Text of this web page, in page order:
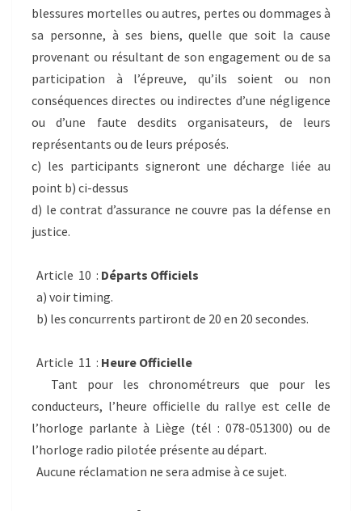
blessures mortelles ou autres, pertes ou dommages à
sa personne, à ses biens, quelle que soit la cause
provenant ou résultant de son engagement ou de sa
participation à l’épreuve, qu’ils soient ou non
conséquences directes ou indirectes d’une négligence
ou d’une faute desdits organisateurs, de leurs
représentants ou de leurs préposés.
c) les participants signeront une décharge liée au
point b) ci-dessus
d) le contrat d’assurance ne couvre pas la défense en
justice.
Article 10 : Départs Officiels
a) voir timing.
b) les concurrents partiront de 20 en 20 secondes.
Article 11 : Heure Officielle
Tant pour les chronométreurs que pour les
conducteurs, l’heure officielle du rallye est celle de
l’horloge parlante à Liège (tél : 078-051300) ou de
l’horloge radio pilotée présente au départ.
Aucune réclamation ne sera admise à ce sujet.